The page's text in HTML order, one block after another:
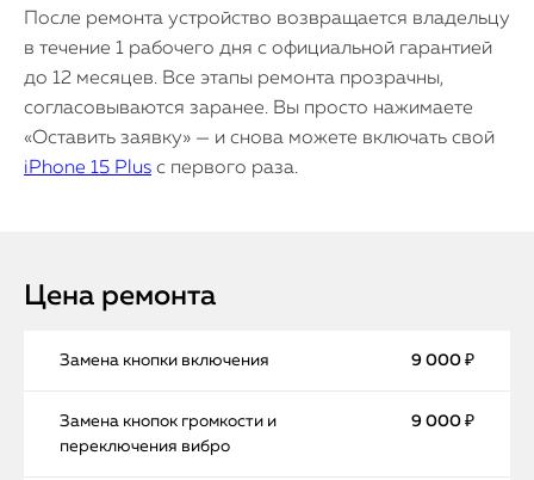
После ремонта устройство возвращается владельцу
в течение 1 рабочего дня с официальной гарантией
до 12 месяцев. Все этапы ремонта прозрачны,
согласовываются заранее. Вы просто нажимаете
«Оставить заявку» — и снова можете включать свой
iPhone 15 Plus с первого раза.
Цена ремонта
Замена кнопки включения 9 000 ₽
Замена кнопок громкости и
переключения вибро
9 000 ₽